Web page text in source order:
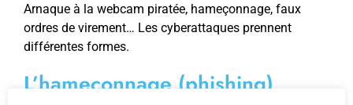
Arnaque à la webcam piratée, hameçonnage, faux
ordres de virement… Les cyberattaques prennent
différentes formes.
L’hameçonnage (phishing)